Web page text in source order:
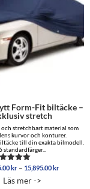
Form-Fit biltäcke –
stretch
stretchbart material som
kurvor och konturer.
till din exakta bilmodell.
standardfärger...
Betygsatt
av 5
kr – 15,895.00 kr
Läs mer ->